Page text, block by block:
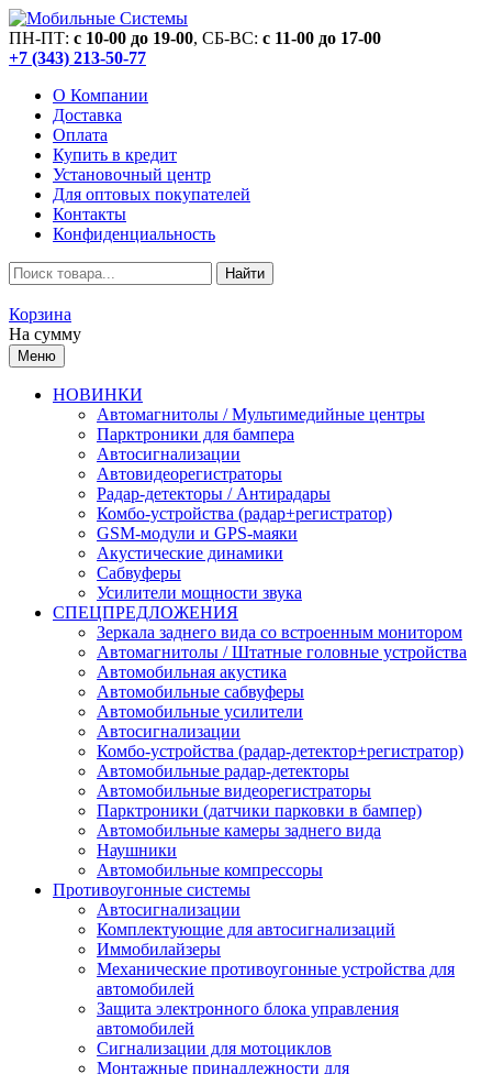
ПН-ПТ: c 10-00 до 19-00, СБ-ВС: c 11-00 до 17-00
+7 (343) 213-50-77
О Компании
Доставка
Оплата
Купить в кредит
Установочный центр
Для оптовых покупателей
Контакты
Конфиденциальность
Найти
Корзина
На сумму
Меню
НОВИНКИ
Автомагнитолы / Мультимедийные центры
Парктроники для бампера
Автосигнализации
Автовидеорегистраторы
Радар-детекторы / Антирадары
Комбо-устройства (радар+регистратор)
GSM-модули и GPS-маяки
Акустические динамики
Сабвуферы
Усилители мощности звука
СПЕЦПРЕДЛОЖЕНИЯ
Зеркала заднего вида со встроенным монитором
Автомагнитолы / Штатные головные устройства
Автомобильная акустика
Автомобильные сабвуферы
Автомобильные усилители
Автосигнализации
Комбо-устройства (радар-детектор+регистратор)
Автомобильные радар-детекторы
Автомобильные видеорегистраторы
Парктроники (датчики парковки в бампер)
Автомобильные камеры заднего вида
Наушники
Автомобильные компрессоры
Противоугонные системы
Автосигнализации
Комплектующие для автосигнализаций
Иммобилайзеры
Механические противоугонные устройства для
автомобилей
Защита электронного блока управления
автомобилей
Сигнализации для мотоциклов
Монтажные принадлежности для